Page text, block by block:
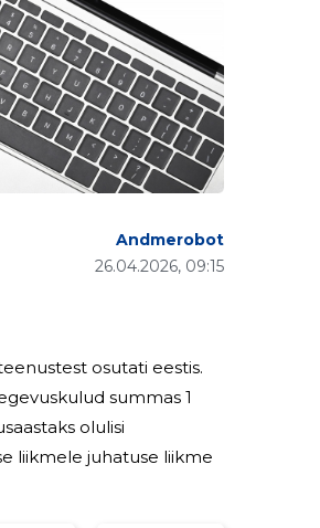
26.04.2026, 09:15
Andmerobot
summas 1